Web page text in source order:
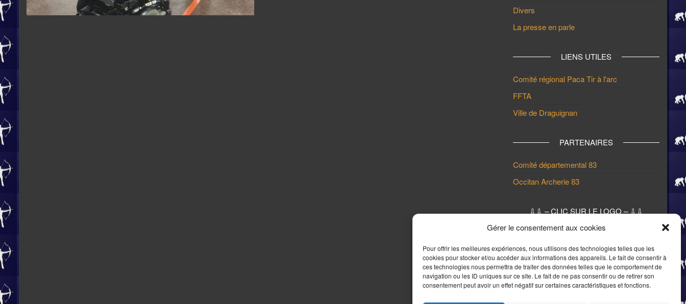
Gérer le consentement aux cookies
Pour offrir les meilleures expériences, nous utilisons des technologies telles que les
cookies pour stocker et/ou accéder aux informations des appareils. Le fait de consentir à
ces technologies nous permettra de traiter des données telles que le comportement de
navigation ou les ID uniques sur ce site. Le fait de ne pas consentir ou de retirer son
consentement peut avoir un effet négatif sur certaines caractéristiques et fonctions.
Divers
La presse en parle
LIENS UTILES
Comité régional Paca Tir à l'arc
FFTA
Ville de Draguignan
PARTENAIRES
Comité départemental 83
Occitan Archerie 83
⇩⇩ – CLIC SUR LE LOGO – ⇩⇩
POUR RETOUR PAGE D’ACCUEIL